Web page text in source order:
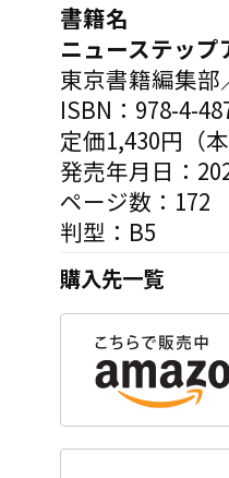
書籍名
ニューステッ
東京書籍編集部
ISBN：978-4-
定価1,430円（
発売年月日：
ページ数：172
判型：B5
購入先一覧